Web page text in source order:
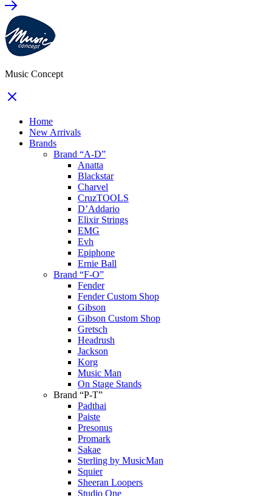
Music Concept
Home
New Arrivals
Brands
Brand “A-D”
Anatta
Blackstar
Charvel
CruzTOOLS
D’Addario
Elixir Strings
EMG
Evh
Epiphone
Ernie Ball
Brand “F-O”
Fender
Fender Custom Shop
Gibson
Gibson Custom Shop
Gretsch
Headrush
Jackson
Korg
Music Man
On Stage Stands
Brand “P-T”
Padthai
Paiste
Presonus
Promark
Sakae
Sterling by MusicMan
Squier
Sheeran Loopers
Studio One